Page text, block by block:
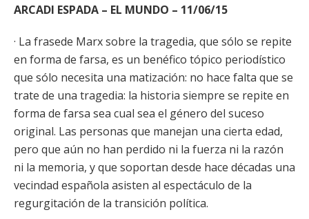
ARCADI ESPADA – EL MUNDO – 11/06/15
· La frasede Marx sobre la tragedia, que sólo se repite
en forma de farsa, es un benéfico tópico periodístico
que sólo necesita una matización: no hace falta que se
trate de una tragedia: la historia siempre se repite en
forma de farsa sea cual sea el género del suceso
original. Las personas que manejan una cierta edad,
pero que aún no han perdido ni la fuerza ni la razón
ni la memoria, y que soportan desde hace décadas una
vecindad española asisten al espectáculo de la
regurgitación de la transición política.